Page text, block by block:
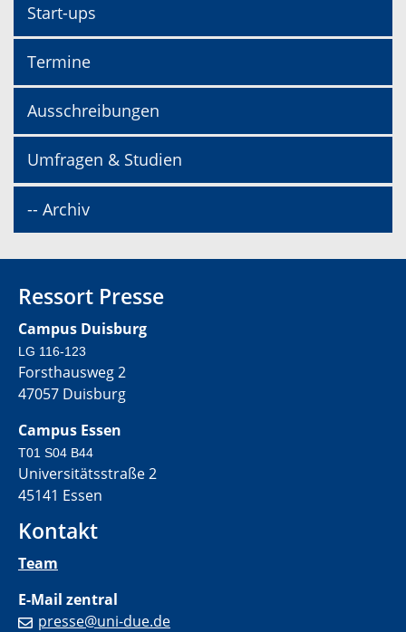
Start-ups
Termine
Ausschreibungen
Umfragen & Studien
-- Archiv
Ressort Presse
Campus Duisburg
LG 116-123
Forsthausweg 2
47057 Duisburg
Campus Essen
T01 S04 B44
Universitätsstraße 2
45141 Essen
Kontakt
Team
E-Mail zentral
presse@uni-due.de